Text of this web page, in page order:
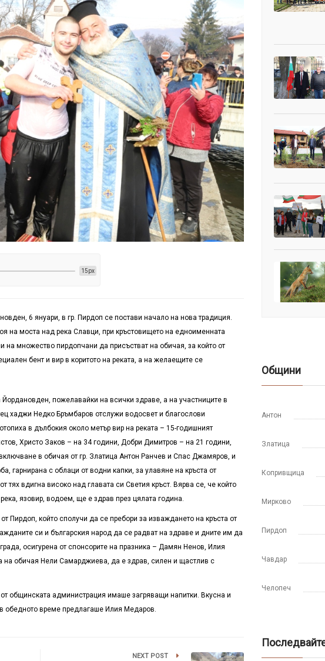
15px
6 януари, в гр. Пирдоп се постави начало на нова традиция.
на моста над река Славци, при кръстовището на едноименната
на множество пирдопчани да присъстват на обичая, за който от
бент и вир в коритото на реката, а на желаещите се
пожелавайки на всички здраве, а на участниците в
хаджи Недко Бръмбаров отслужи водосвет и благослови
в дълбокия около метър вир на реката – 15-годишният
Христо Заков – на 34 години, Добри Димитров – на 21 години,
в обичая от гр. Златица Антон Ранчев и Спас Джамяров, и
гарнирана с облаци от водни капки, за улавяне на кръста от
тях вдигна високо над главата си Светия кръст. Вярва се, че който
язовир, водоем, ще е здрав през цялата година.
Пирдоп, който сполучи да се пребори за изваждането на кръста от
си и българския народ да се радват на здраве и дните им да
осигурена от спонсорите на празника – Дамян Ненов, Илия
на обичая Нели Самарджиева, да е здрав, силен и щастлив с
общинската администрация имаше загряващи напитки. Вкусна и
обедното време предлагаше Илия Медаров.
NEXT POST
Общини
Антон
Златица
Копривщица
Мирково
Пирдоп
Чавдар
Челопеч